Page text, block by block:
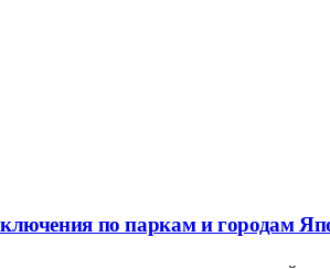
по паркам и городам